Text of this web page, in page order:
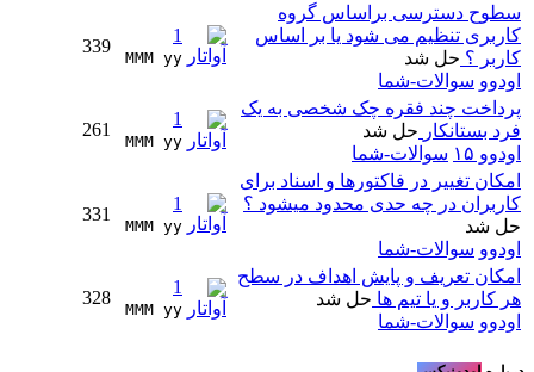
سطوح دسترسی براساس گروه
کاربری تنظیم می شود یا بر اساس
کاربر ؟ حل شد
اودوو سوالات-شما
1
MMM yy
339
پرداخت چند فقره چک شخصی به یک
فرد بستانکار حل شد
اودوو ۱۵
سوالات-شما
1
MMM yy
261
امکان تغییر در فاکتورها و اسناد برای
کاربران در چه حدی محدود میشود ؟
حل شد
اودوو سوالات-شما
1
MMM yy
331
امکان تعریف و پایش اهداف در سطح
هر کاربر و یا تیم ها حل شد
اودوو سوالات-شما
1
MMM yy
328